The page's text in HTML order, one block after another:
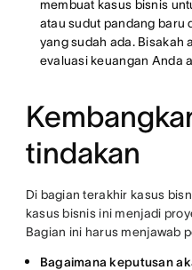
membuat kasus bisnis
atau sudut pandang baru
yang sudah ada. Bisakah
evaluasi keuangan Anda
tindakan
Di bagian terakhir kasus
kasus bisnis ini menjadi
Bagian ini harus menjawab
Bagaimana keputusan